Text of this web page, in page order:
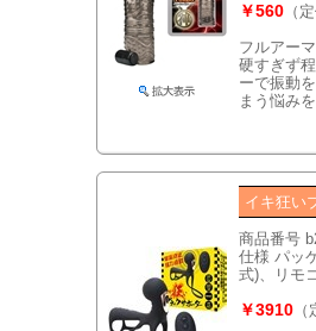
￥560 （
フルアー
硬すぎず
ーで振動
まう悩み
イキ狂い
商品番号
仕様 パッ
式)、リモ
￥3910